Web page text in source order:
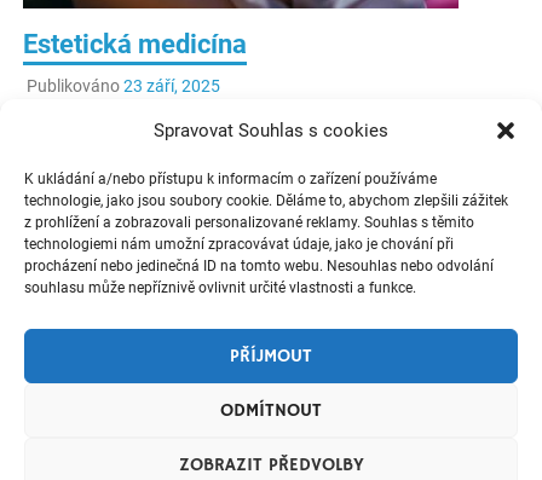
Spravovat Souhlas s cookies
K ukládání a/nebo přístupu k informacím o zařízení používáme
technologie, jako jsou soubory cookie. Děláme to, abychom zlepšili zážitek
z prohlížení a zobrazovali personalizované reklamy. Souhlas s těmito
technologiemi nám umožní zpracovávat údaje, jako je chování při
procházení nebo jedinečná ID na tomto webu. Nesouhlas nebo odvolání
souhlasu může nepříznivě ovlivnit určité vlastnosti a funkce.
PŘÍJMOUT
ODMÍTNOUT
ZOBRAZIT PŘEDVOLBY
Estetická medicína
Publikováno23 září, 2025
Moderní estetická medicína nabízí bezpečné a efektivní
nutnosti chirurgického zákroku.
ČÍST VÍCE
Zdraví a krása
ZÁSADY COOKIES (EU)